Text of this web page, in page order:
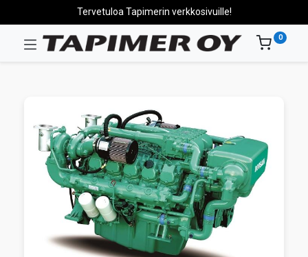
Tervetuloa Tapimerin verkkosivuille!
0